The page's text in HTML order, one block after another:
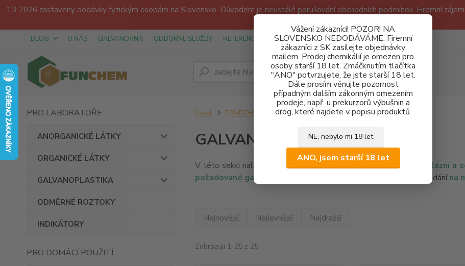
1.3 2026 zastaveny dodávky fyzickým osobám na Slovensko. Důvodem je neustálé porušování obchodních podmínek. Firemní
Vážení zákazníci! POZOR! NA
SLOVENSKO NEDODÁVÁME. Firemní
zákazníci z SK zasílejte objednávky
mailem. Prodej chemikálií je omezen pro
osoby starší 18 let. Zmáčknutím tlačítka
"ANO" potvrzujete, že jste starší 18 let.
Dále prosím věnujte pozornost
případným dalším zákonným omezením
prodeje, např. u prekurzorů výbušnin a
drog, které najdete v popisu produktů.
NE, nebylo mi 18 let
ANO, jsem starší 18 let
BLOG O NÁS GALVANOVNA ODBORNÉ SLUŽBY REFERENCE SPONZUREJEME OBCHODNÍ PODMÍNKY A GDPR
Hledat
PRO LABORATOŘE
ANORGANICKÉ LÁTKY
ORGANICKÉ LÁTKY
GALVANOPLASTIKA
ODMĚRNÉ ROZTOKY
INDIKÁTORY
PRO DOMÁCÍ POUŽITÍ
Úvod POVRCHOVÉ ÚPRAVY KOVŮ GALVANIKA - SOLI A LÁZNĚ
GALVANIKA - SOLI A LÁZNĚ
V této sekci naleznete nabídku běžně používanýchgalvanických lázní a
požadované galvanické lázně
na požádánína
Nejnovější Nejlevnější Nejdražší
Zobrazuji 1-25 z 25